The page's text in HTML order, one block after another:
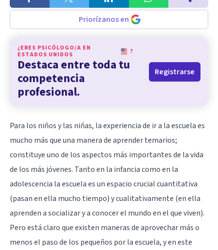
Priorízanos en
¿ERES PSICÓLOGO/A EN
ESTADOS UNIDOS
?
Destaca entre toda tu
competencia
profesional.
Registrarse
Para los niños y las niñas, la experiencia de ir a la escuela es
mucho más que una manera de aprender temarios;
constituye uno de los aspectos más importantes de la vida
de los más jóvenes. Tanto en la infancia como en la
adolescencia la escuela es un espacio crucial cuantitativa
(pasan en ella mucho tiempo) y cualitativamente (en ella
aprenden a socializar y a conocer el mundo en el que viven).
Pero está claro que existen maneras de aprovechar más o
menos el paso de los pequeños por la escuela, y en este